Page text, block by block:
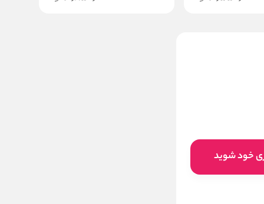
خود شوید